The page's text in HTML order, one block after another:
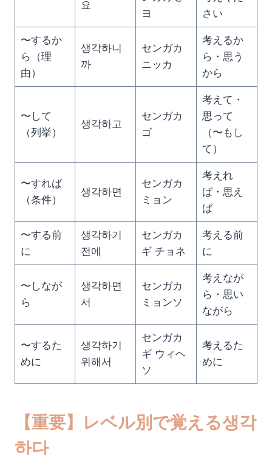
요
ヨ
さい
〜するか
ら（理
由）
생각하니
까
センガカ
ニッカ
考えるか
ら・思う
から
〜して
（列挙）
생각하고
センガカ
ゴ
考えて・
思って
（〜もし
て）
〜すれば
（条件）
생각하면
センガカ
ミョン
考えれ
ば・思え
ば
〜する前
に
생각하기
전에
センガカ
ギ チョネ
考える前
に
〜しなが
ら
생각하면
서
センガカ
ミョンソ
考えなが
ら・思い
ながら
〜するた
めに
생각하기
위해서
センガカ
ギ ウィヘ
ソ
考えるた
めに
【重要】レベル別で覚える생각
하다